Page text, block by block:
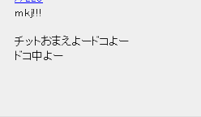
mkj!!!
チットおまえよードコよー
ドコ中よー